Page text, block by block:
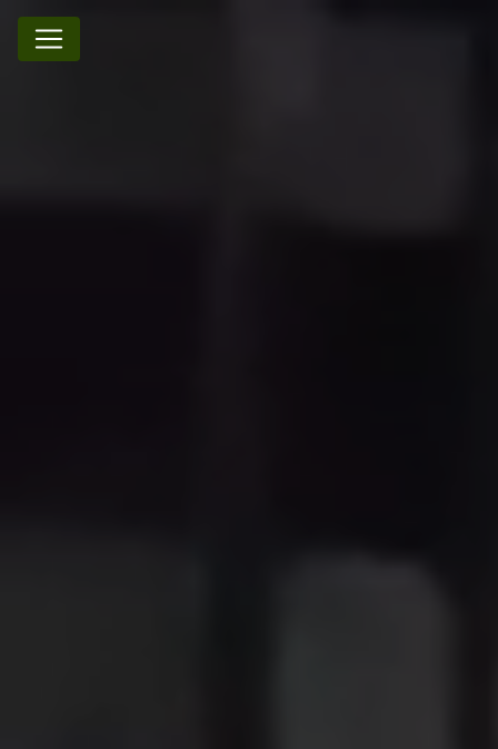
Panneau de gestion des cookies